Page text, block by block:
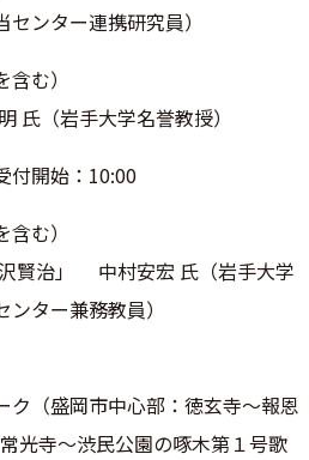
ンター連携研究員）
む）
氏（岩手大学名誉教授）
開始：10:00
む）
沢賢治」 中村安宏 氏（岩手大学
ター兼務教員）
ク（盛岡市中心部：徳玄寺〜報恩
光寺〜渋民公園の啄木第１号歌